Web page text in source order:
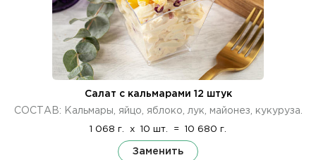
Салат с кальмарами 12 штук
СОСТАВ: Кальмары, яйцо, яблоко, лук, майонез, кукуруза.
1 068 г. x 10 шт. = 10 680 г.
Заменить